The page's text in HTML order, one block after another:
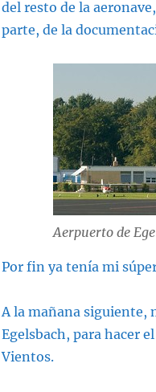
del resto de la
parte, de la
Aerpuerto de
Por fin ya tenía mi
A la mañana siguiente,
Egelsbach, para hacer
Vientos.